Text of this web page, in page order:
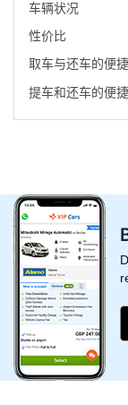
车辆状况
性价比
取车与还车的便
提车和还车的便